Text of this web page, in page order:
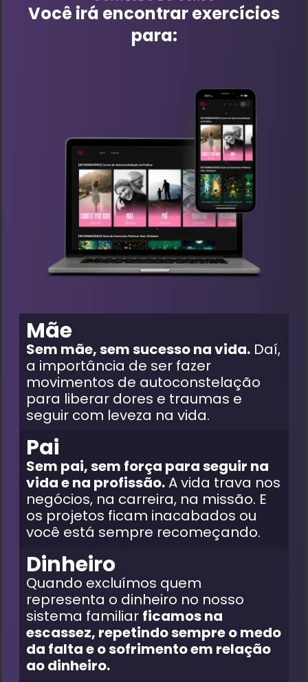
Você irá encontrar exercícios
para:
Mãe
Sem mãe, sem sucesso na vida. Daí,
a importância de ser fazer
movimentos de autoconstelação
para liberar dores e traumas e
seguir com leveza na vida.
Pai
Sem pai, sem força para seguir na
vida e na profissão.A vida trava nos
negócios, na carreira, na missão. E
os projetos ficam inacabados ou
você está sempre recomeçando.
Dinheiro
Quando excluímos quem
representa o dinheiro no nosso
sistema familiar ficamos na
escassez, repetindo sempre o medo
da falta e o sofrimento em relação
ao dinheiro.